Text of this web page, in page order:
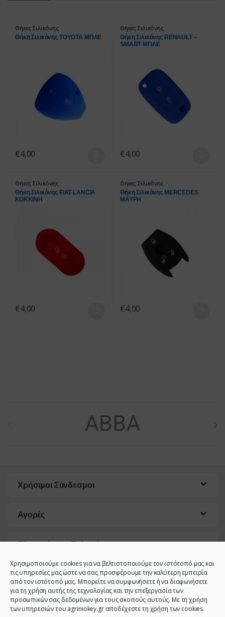
Χρησιμοποιούμε cookies για να βελτιστοποιούμε τον ιστότοπό μας και
τις υπηρεσίες μας ώστε να σας προσφέρουμε την καλύτερη εμπειρία
από τον ιστότοπό μας. Μπορείτε να συμφωνήσετε ή να διαφωνήσετε
για τη χρήση αυτής της τεχνολογίας και την επεξεργασία των
προσωπικών σας δεδομένων για τους σκοπούς αυτούς. Με τη χρήση
των υπηρεσιών του agriniokey.gr αποδέχεστε τη χρήση των cookies.
Θήκες Σιλικόνης
Θήκη Σιλικόνης TOYOTA ΜΠΛΕ
€4,00
Θήκες Σιλικόνης
Θήκη Σιλικόνης RENAULT –
SMART ΜΠΛΕ
€4,00
Θήκες Σιλικόνης
Θήκη Σιλικόνης FIAT-LANCIA
ΚΟΚΚΙΝΗ
€4,00
Θήκες Σιλικόνης
Θήκη Σιλικόνης MERCEDES
ΜΑΥΡΗ
€4,00
Χρήσιμοι Σύνδεσμοι
Αγορές
Εξυπηρέτηση Πελατών
Έχετε κάποια ερώτηση;